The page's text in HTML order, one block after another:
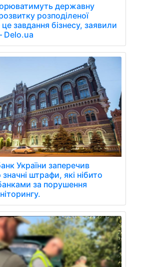
державну
розподіленої
завдання бізнесу, заявили
Delo.ua
України заперечив
штрафи, які нібито
за порушення